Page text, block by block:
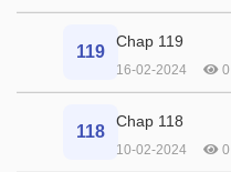
119
Chap 119
16-02-2024 0
118
Chap 118
10-02-2024 0